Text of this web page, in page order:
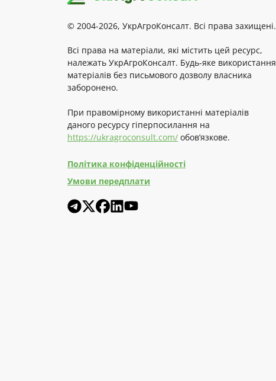
© 2004-2026, УкрАгроКонсалт. Всі права захищені.
Всі права на матеріали, які містить цей ресурс,
належать УкрАгроКонсалт. Будь-яке використання
матеріалів без письмового дозволу власника
заборонено.
При правомірному використанні матеріалів
даного ресурсу гіперпосилання на
https://ukragroconsult.com/ обов’язкове.
Політика конфіденційності
Умови передплати